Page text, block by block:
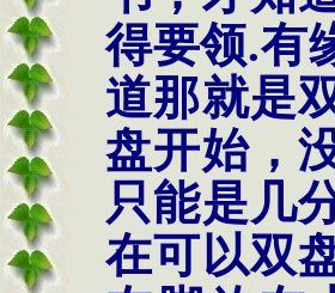
得要领.有
道那就是
盘开始，
只能是几
在可以双